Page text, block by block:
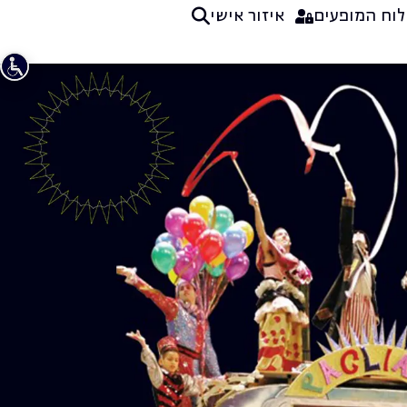
לוח המופעים איזור אישי